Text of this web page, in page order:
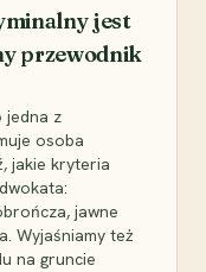
jest
przewodnik
jedna z
osoba
jakie kryteria
jawne
Wyjaśniamy też
na gruncie